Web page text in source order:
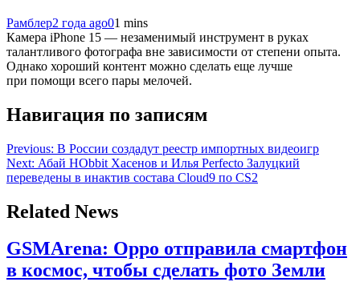
Рамблер2 года ago01 mins
Камера iPhone 15 — незаменимый инструмент в руках
талантливого фотографа вне зависимости от степени опыта.
Однако хороший контент можно сделать еще лучше
при помощи всего пары мелочей.
Навигация по записям
Previous: В России создадут реестр импортных видеоигр
Next: Абай HObbit Хасенов и Илья Perfecto Залуцкий
переведены в инактив состава Cloud9 по CS2
Related News
GSMArena: Oppo отправила смартфон
в космос, чтобы сделать фото Земли